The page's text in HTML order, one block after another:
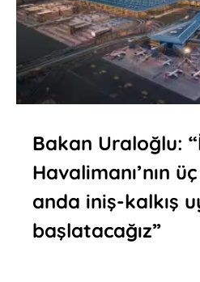
Bakan Uraloğlu:
Havalimanı’nın
anda iniş-kalkış
başlatacağız”